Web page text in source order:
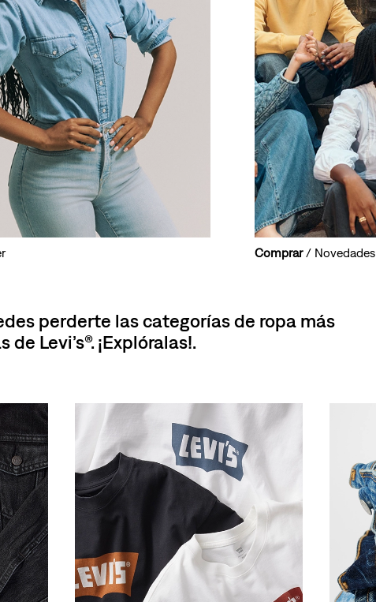
Comprar/ Novedades
perderte las categorías de ropa más
de Levi’s®. ¡Explóralas!.
mujer